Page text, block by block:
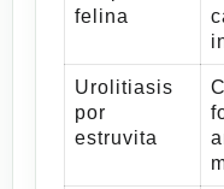
felina
Urolitiasis
por
estruvita